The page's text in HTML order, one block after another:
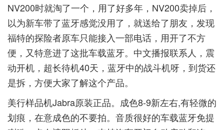
NV200时就淘了一个，用了好多年，NV200卖掉后，
以为新车带了蓝牙感觉没用了，就送给了朋友，发现
福特的探险者原车只能接入一部电话，用开了不方
便，又特意进了这批车载蓝牙。中文播报联系人，震
动开机，超长待机40天，蓝牙中的战斗机呀，到货还
是拆，方便大家了解这个产品。
美行样品机Jabra原装正品。成色8-9新左右,有轻微的
划痕，在意成色的不要拍。音质很好的车载蓝牙免提